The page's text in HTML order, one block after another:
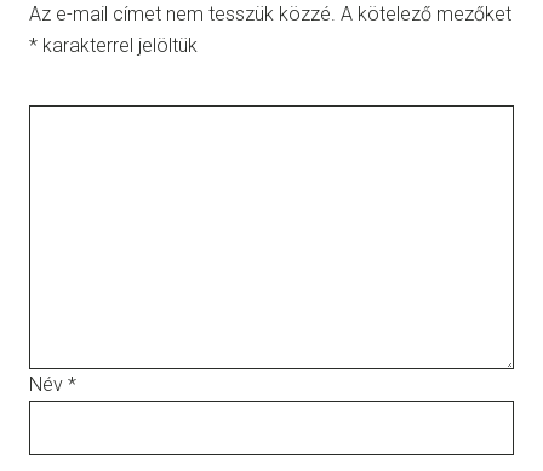
Az e-mail címet nem tesszük közzé. A kötelező mezőket
* karakterrel jelöltük
Név *